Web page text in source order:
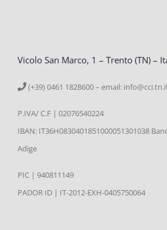
Vicolo San Marco, 1 – Trento (TN) –
(+39) 0461 1828600 – email:
P.IVA/ C.F | 02076540224
IBAN: IT36H0830401851000051301038
Adige
PIC | 940811149
PADOR ID | IT-2012-EXH-0405750064